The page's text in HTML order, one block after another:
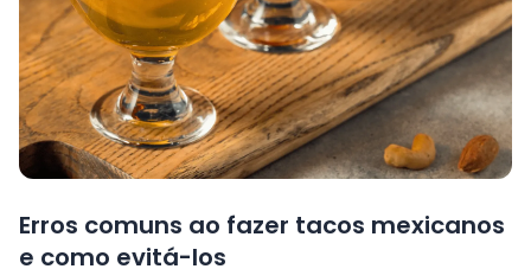
Erros comuns ao fazer tacos mexicanos
e como evitá-los